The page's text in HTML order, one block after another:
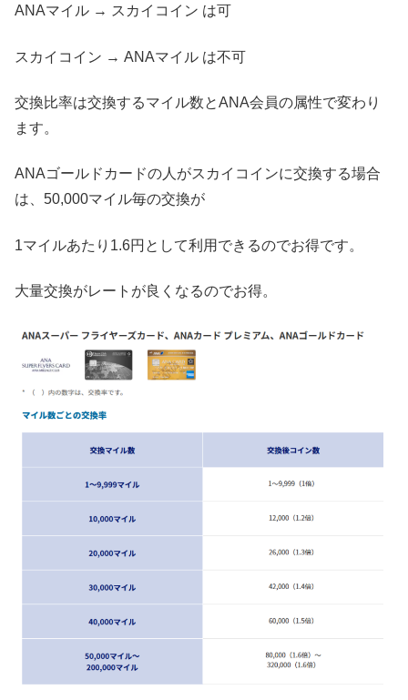
ANAマイル → スカイコイン は可
スカイコイン → ANAマイル は不可
交換比率は交換するマイル数とANA会員の属性で変わり
ます。
ANAゴールドカードの人がスカイコインに交換する場合
は、50,000マイル毎の交換が
1マイルあたり1.6円として利用できるのでお得です。
大量交換がレートが良くなるのでお得。